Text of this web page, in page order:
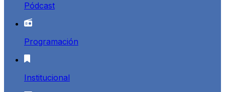
Pódcast
Programación
Institucional